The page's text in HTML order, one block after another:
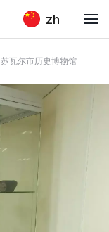
zh
苏瓦尔市历史博物馆